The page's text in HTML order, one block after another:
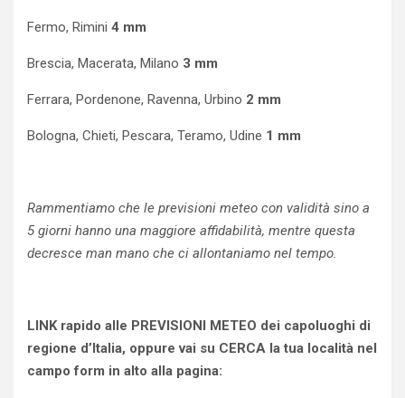
Fermo, Rimini 4 mm
Brescia, Macerata, Milano 3 mm
Ferrara, Pordenone, Ravenna, Urbino 2 mm
Bologna, Chieti, Pescara, Teramo, Udine 1 mm
Rammentiamo che le previsioni meteo con validità sino a
5 giorni hanno una maggiore affidabilità, mentre questa
decresce man mano che ci allontaniamo nel tempo.
LINK rapido alle PREVISIONI METEO dei capoluoghi di
regione d’Italia, oppure vai su CERCA la tua località nel
campo form in alto alla pagina: